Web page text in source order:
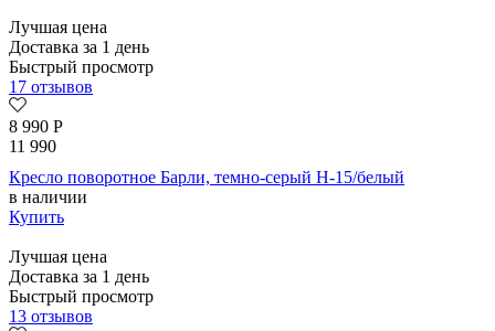
Лучшая цена
Доставка за 1 день
Быстрый просмотр
17 отзывов
8 990 Р
11 990
Кресло поворотное Барли, темно-серый H-15/белый
в наличии
Купить
Лучшая цена
Доставка за 1 день
Быстрый просмотр
13 отзывов